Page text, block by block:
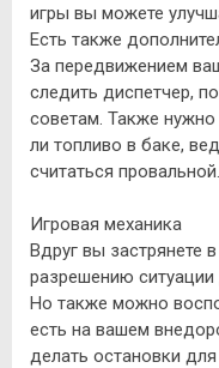
игры вы можете
Есть также
За передвижением
следить диспетчер,
советам. Также нужно
ли топливо в баке,
считаться провальной.
Игровая механика
Вдруг вы застрянете
разрешению ситуации
Но также можно
есть на вашем
делать остановки